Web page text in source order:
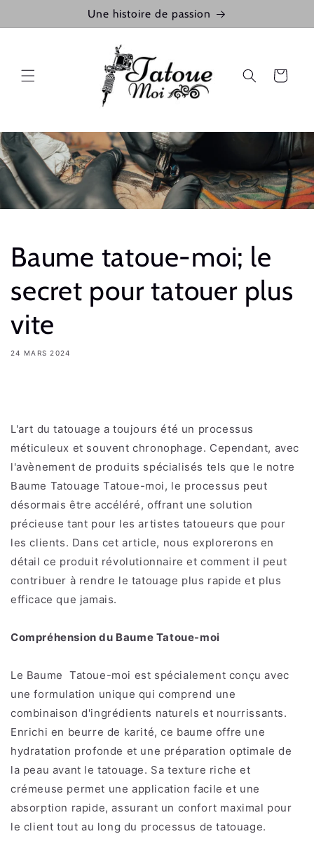
au
Une histoire de passion
Panier
Baume tatoue-moi; le
secret pour tatouer plus
vite
24 MARS 2024
L'art du tatouage a toujours été un processus
méticuleux et souvent chronophage. Cependant, avec
l'avènement de produits spécialisés tels que le notre
Baume Tatouage Tatoue-moi, le processus peut
désormais être accéléré, offrant une solution
précieuse tant pour les artistes tatoueurs que pour
les clients. Dans cet article, nous explorerons en
détail ce produit révolutionnaire et comment il peut
contribuer à rendre le tatouage plus rapide et plus
efficace que jamais.
Compréhension du Baume Tatoue-moi
Le Baume Tatoue-moi est spécialement conçu avec
une formulation unique qui comprend une
combinaison d'ingrédients naturels et nourrissants.
Enrichi en beurre de karité, ce baume offre une
hydratation profonde et une préparation optimale de
la peau avant le tatouage. Sa texture riche et
crémeuse permet une application facile et une
absorption rapide, assurant un confort maximal pour
le client tout au long du processus de tatouage.